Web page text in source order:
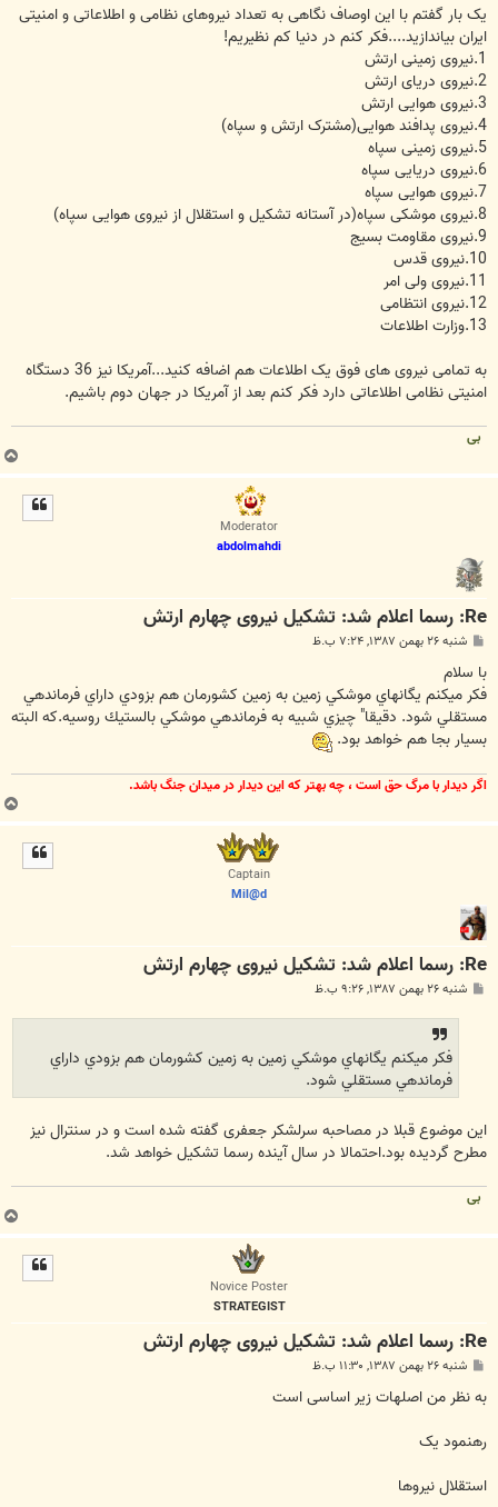
ت
یک بار گفتم با این اوصاف نگاهی به تعداد نیروهای نظامی و اطلاعاتی و امنیتی
ایران بیاندازید....فکر کنم در دنیا کم نظیریم!
1.نیروی زمینی ارتش
2.نیروی دریای ارتش
3.نیروی هوایی ارتش
4.نیروی پدافند هوایی(مشترک ارتش و سپاه)
5.نیروی زمینی سپاه
6.نیروی دریایی سپاه
7.نیروی هوایی سپاه
8.نیروی موشکی سپاه(در آستانه تشکیل و استقلال از نیروی هوایی سپاه)
9.نیروی مقاومت بسیج
10.نیروی قدس
11.نیروی ولی امر
12.نیروی انتظامی
13.وزارت اطلاعات
به تمامی نیروی های فوق یک اطلاعات هم اضافه کنید...آمریکا نیز 36 دستگاه
امنیتی نظامی اطلاعاتی دارد فکر کنم بعد از آمریکا در جهان دوم باشیم.
بی
ب
ا
Moderator
abdolmahdi
Re: رسما اعلام شد: تشکیل نیروی چهارم ارتش
پ
ت
شنبه ۲۶ بهمن ۱۳۸۷, ۷:۲۴ ب.ظ
با سلام
فكر ميكنم يگانهاي موشكي زمين به زمين كشورمان هم بزودي داراي فرماندهي
مستقلي شود. دقيقا" چيزي شبيه به فرماندهي موشكي بالستيك روسيه.كه البته
بسيار بجا هم خواهد بود.
اگر ديدار با مرگ حق است ، چه بهتر كه اين ديدار در ميدان جنگ باشد.
ب
ا
Captain
Mil@d
Re: رسما اعلام شد: تشکیل نیروی چهارم ارتش
پ شنبه ۲۶ بهمن ۱۳۸۷, ۹:۲۶ ب.ظ
فكر ميكنم يگانهاي موشكي زمين به زمين كشورمان هم بزودي داراي
فرماندهي مستقلي شود.
این موضوع قبلا در مصاحبه سرلشکر جعفری گفته شده است و در سنترال نیز
مطرح گردیده بود.احتمالا در سال آینده رسما تشکیل خواهد شد.
بی
ب
ا
Novice Poster
STRATEGIST
Re: رسما اعلام شد: تشکیل نیروی چهارم ارتش
پ
ت
شنبه ۲۶ بهمن ۱۳۸۷, ۱۱:۳۰ ب.ظ
به نظر من اصلهات زير اساسی است
رهنمود يک
استقلال نيروها